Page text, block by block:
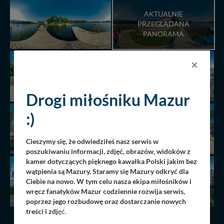
AKTUALNIE
PRZEGLĄDANA
PANORAMA
×
Drogi miłośniku Mazur
:)
Cieszymy się, że odwiedziłeś nasz serwis w
poszukiwaniu informacji, zdjęć, obrazów, widoków z
kamer dotyczących pięknego kawałka Polski jakim bez
wątpienia są Mazury. Staramy się Mazury odkryć dla
Ciebie na nowo. W tym celu nasza ekipa miłośników i
wręcz fanatyków Mazur codziennie rozwija serwis,
poprzez jego rozbudowę oraz dostarczanie nowych
treści i zdjęć.